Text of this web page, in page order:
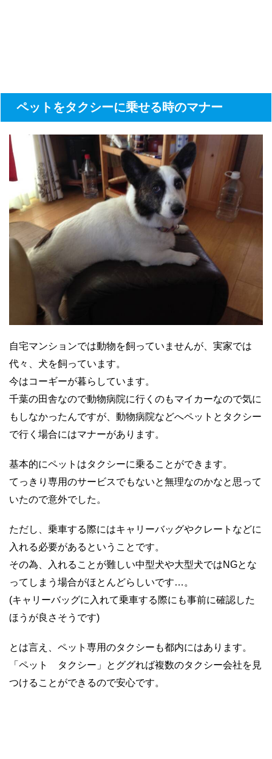
ペットをタクシーに乗せる時のマナー
自宅マンションでは動物を飼っていませんが、実家では
代々、犬を飼っています。
今はコーギーが暮らしています。
千葉の田舎なので動物病院に行くのもマイカーなので気に
もしなかったんですが、動物病院などへペットとタクシー
で行く場合にはマナーがあります。
基本的にペットはタクシーに乗ることができます。
てっきり専用のサービスでもないと無理なのかなと思って
いたので意外でした。
ただし、乗車する際にはキャリーバッグやクレートなどに
入れる必要があるということです。
その為、入れることが難しい中型犬や大型犬ではNGとな
ってしまう場合がほとんどらしいです…。
(キャリーバッグに入れて乗車する際にも事前に確認した
ほうが良さそうです)
とは言え、ペット専用のタクシーも都内にはあります。
「ペット タクシー」とググれば複数のタクシー会社を見
つけることができるので安心です。